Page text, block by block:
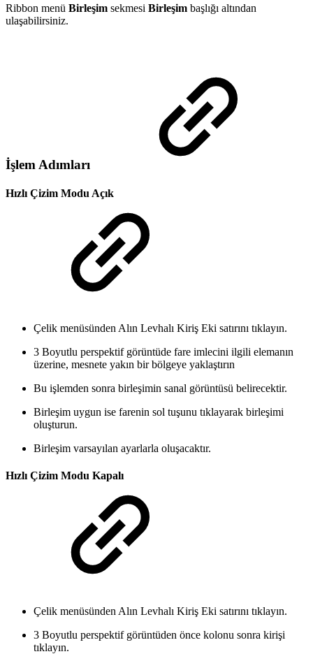
Ribbon menü Birleşim sekmesi Birleşim başlığı altından
ulaşabilirsiniz.
İşlem Adımları
Hızlı Çizim Modu Açık
Çelik menüsünden Alın Levhalı Kiriş Eki satırını tıklayın.
3 Boyutlu perspektif görüntüde fare imlecini ilgili elemanın
üzerine, mesnete yakın bir bölgeye yaklaştırın
Bu işlemden sonra birleşimin sanal görüntüsü belirecektir.
Birleşim uygun ise farenin sol tuşunu tıklayarak birleşimi
oluşturun.
Birleşim varsayılan ayarlarla oluşacaktır.
Hızlı Çizim Modu Kapalı
Çelik menüsünden Alın Levhalı Kiriş Eki satırını tıklayın.
3 Boyutlu perspektif görüntüden önce kolonu sonra kirişi
tıklayın.